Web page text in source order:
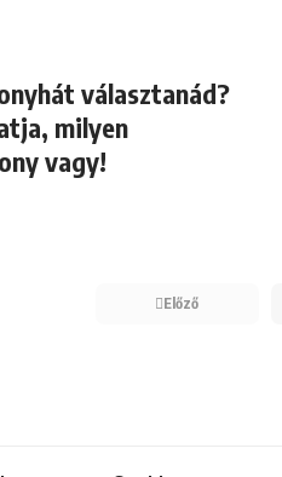
választanád?
milyen
vagy!
Előző